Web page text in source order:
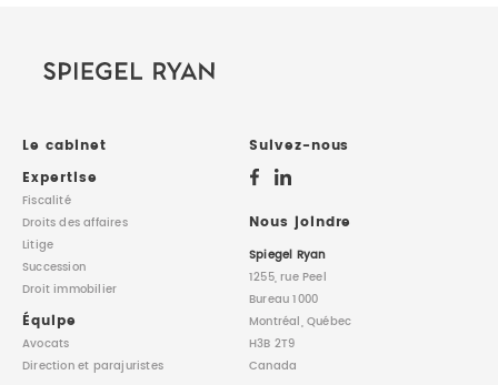
Le cabinet
Expertise
Fiscalité
Droits des affaires
Litige
Succession
Droit immobilier
Équipe
Avocats
Directionet parajuristes
Suivez-nous
Nous joindre
Spiegel Ryan
1255, rue Peel
Bureau 1000
Montréal, Québec
H3B 2T9
Canada